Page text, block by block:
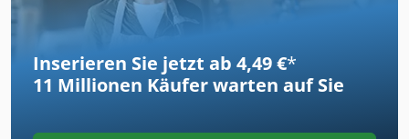
Nsha
Inserieren Sie jetzt ab 4,49 €*
11 Millionen Käufer warten auf Sie